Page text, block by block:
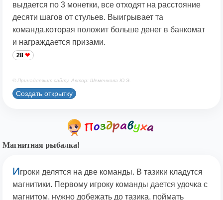
выдается по 3 монетки, все отходят на расстояние
десяти шагов от стульев. Выигрывает та
команда,которая положит больше денег в банкомат
и награждается призами.
28
© Принадлежит сайту. Автор: Шеменкова Ю.Э.
Создать открытку
Магнитная рыбалка!
Игроки делятся на две команды. В тазики кладутся
магнитики. Первому игроку команды дается удочка с
магнитом, нужно добежать до тазика, поймать